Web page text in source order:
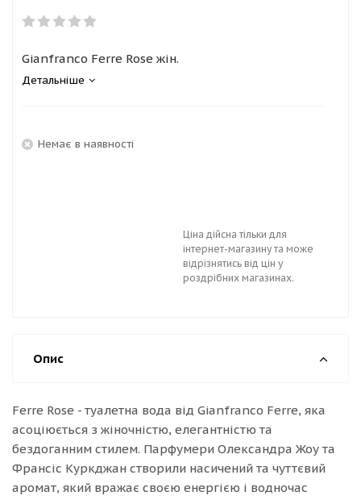
Gianfranco Ferre Rose жін.
Детальніше
Немає в наявності
Ціна дійсна тільки для
інтернет-магазину та може
відрізнятись від цін у
роздрібних магазинах.
Опис
Ferre Rose - туалетна вода від Gianfranco Ferre, яка
асоціюється з жіночністю, елегантністю та
бездоганним стилем. Парфумери Олександра Жоу та
Франсіс Куркджан створили насичений та чуттєвий
аромат, який вражає своєю енергією і водночас